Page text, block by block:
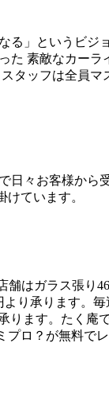
る」というビジ
た 素敵なカー
タッフは全員
々お客様から
ています。
はガラス張り
り承ります。
ります。たく
ロ？が無料で